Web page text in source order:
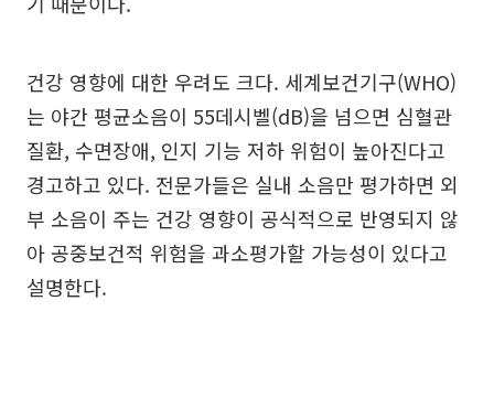
건강 영향에 대한 우려도 크다. 세계보건기구(WHO)
는 야간 평균소음이 55데시벨(dB)을 넘으면 심혈관
질환, 수면장애, 인지 기능 저하 위험이 높아진다고
경고하고 있다. 전문가들은 실내 소음만 평가하면 외
부 소음이 주는 건강 영향이 공식적으로 반영되지 않
아 공중보건적 위험을 과소평가할 가능성이 있다고
설명한다.